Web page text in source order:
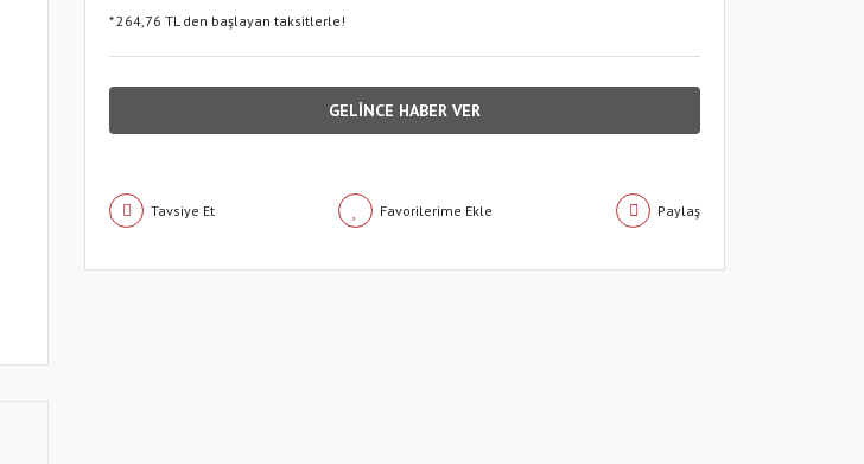
* 264,76 TL den başlayan taksitlerle!
GELİNCE HABER VER
Tavsiye Et Paylaş